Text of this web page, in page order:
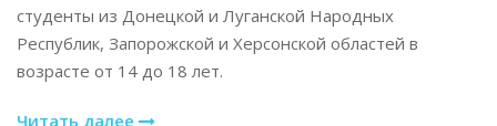
студенты из Донецкой и Луганской Народных
Республик, Запорожской и Херсонской областей в
возрасте от 14 до 18 лет.
Читать далее